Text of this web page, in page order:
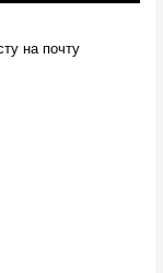
Друзья, отправляйте вопросы по тексту на почту